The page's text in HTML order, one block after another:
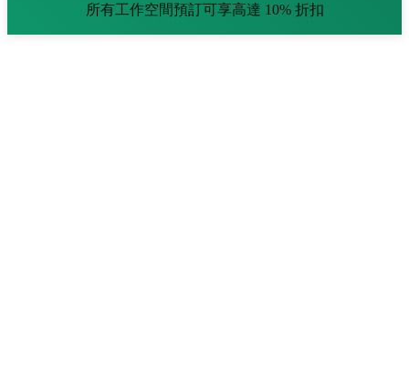
所有工作空間預訂可享高達 10% 折扣